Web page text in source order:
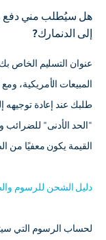
هل سيُطلب مني دفع
إلى الدنمارك?
عنوان التسليم الخاص
المبيعات الأمريكية،
طلبك عند إعادة
"الحد الأدنى"
القيمة يكون معفيًا من
دليل الشحن للرسوم
لحساب الرسوم التي